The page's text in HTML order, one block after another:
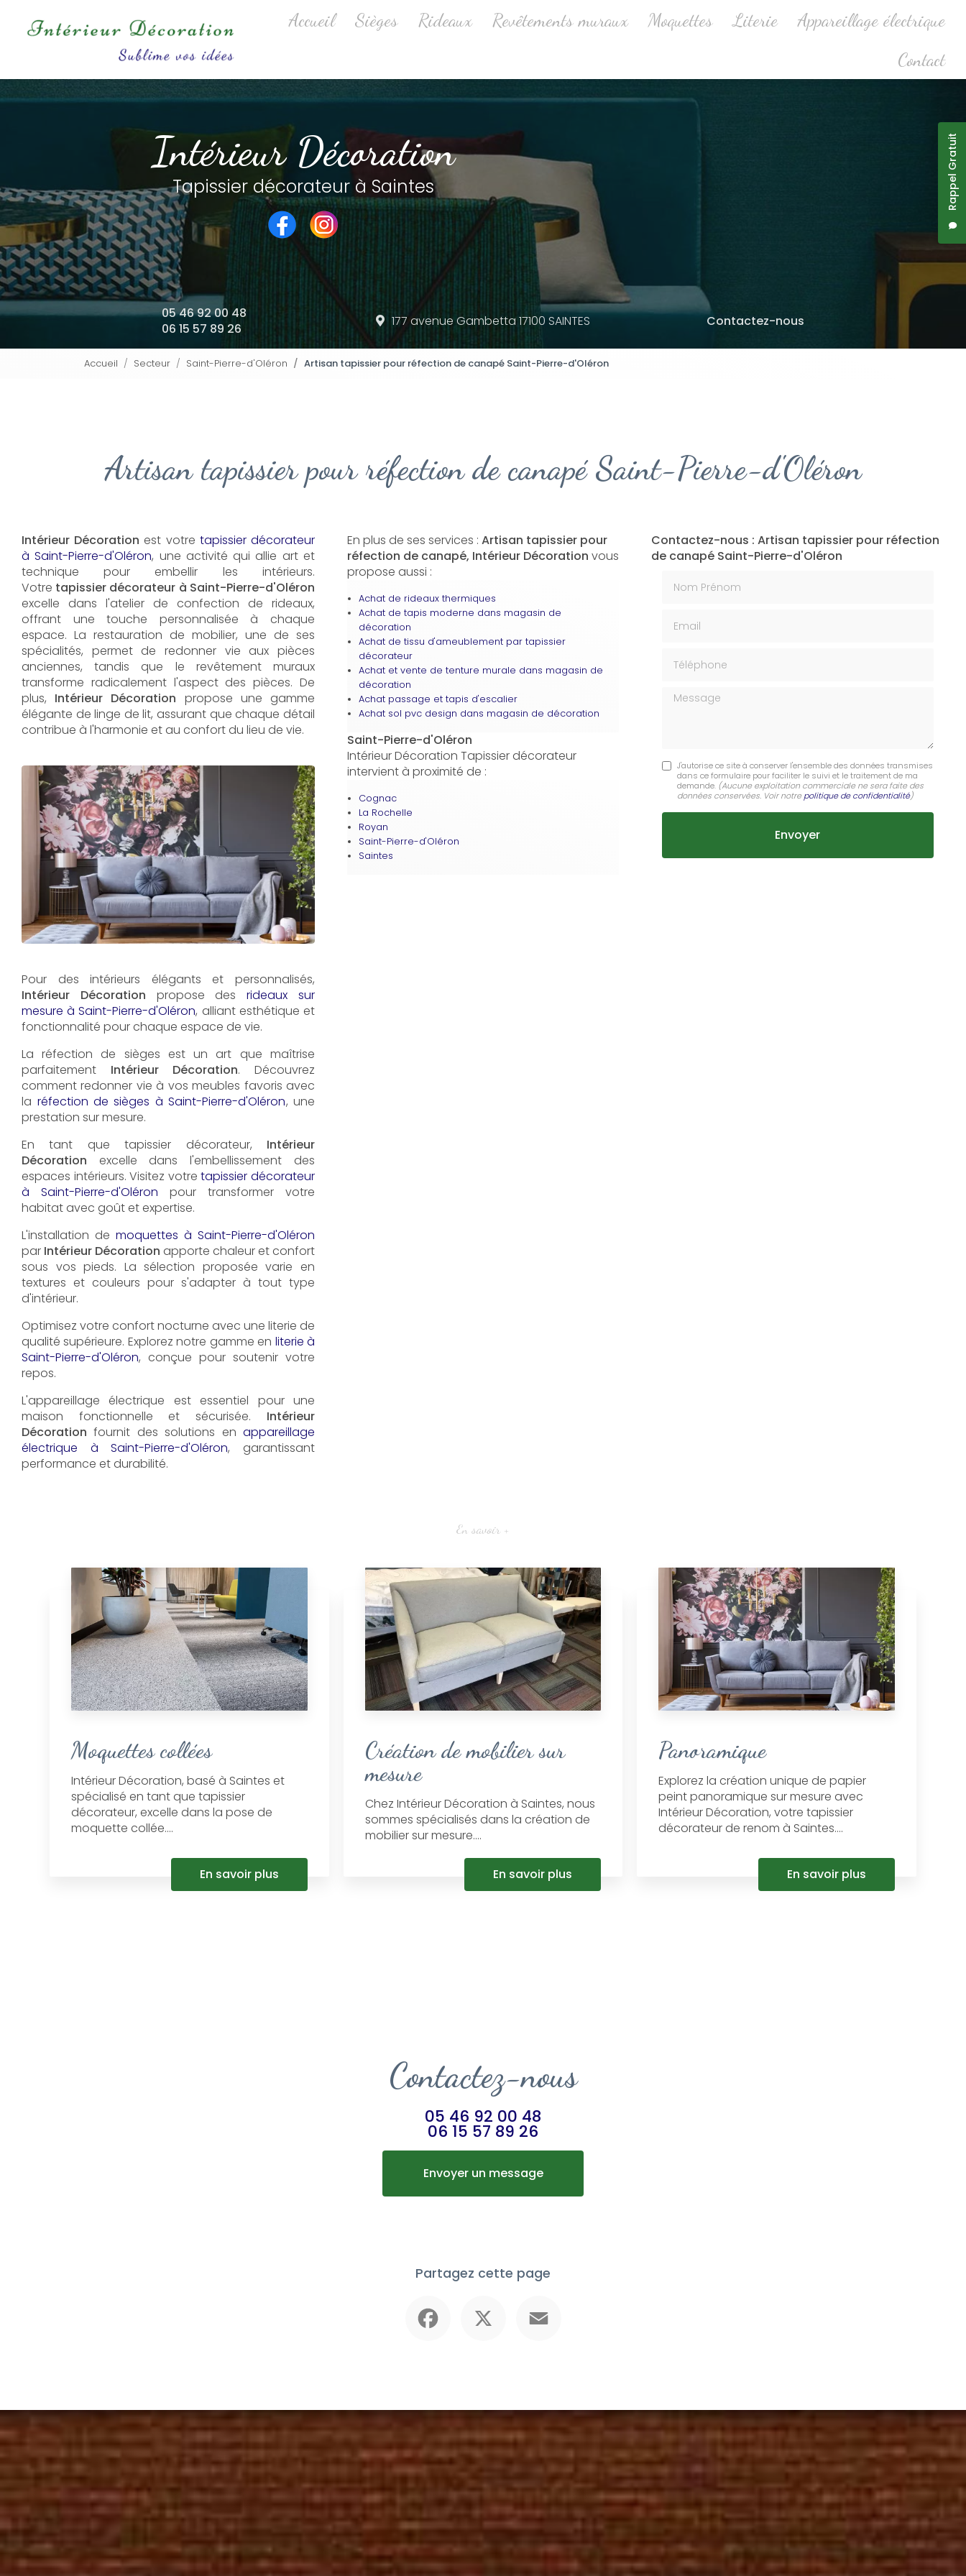
contenu
Rappel Gratuit
Accueil Sièges Rideaux Revêtements muraux Moquettes Literie
Appareillage électrique
Contact
Intérieur Décoration
Tapissier décorateur à Saintes
05 46 92 00 48
06 15 57 89 26
177 avenue Gambetta 17100 SAINTES Contactez-nous
Accueil Secteur Saint-Pierre-d'Oléron Artisan tapissier pour réfection de canapé Saint-Pierre-d'Oléron
Artisan tapissier pour réfection de canapé Saint-Pierre-d'Oléron
Intérieur Décoration est votre tapissier décorateur
à Saint-Pierre-d'Oléron, une activité qui allie art et
technique pour embellir les intérieurs.
Votre tapissier décorateur à Saint-Pierre-d'Oléron
excelle dans l'atelier de confection de rideaux,
offrant une touche personnalisée à chaque
espace. La restauration de mobilier, une de ses
spécialités, permet de redonner vie aux pièces
anciennes, tandis que le revêtement muraux
transforme radicalement l'aspect des pièces. De
plus, Intérieur Décoration propose une gamme
élégante de linge de lit, assurant que chaque détail
contribue à l'harmonie et au confort du lieu de vie.
Pour des intérieurs élégants et personnalisés,
Intérieur Décoration propose desrideaux sur
mesure à Saint-Pierre-d'Oléron, alliant esthétique et
fonctionnalité pour chaque espace de vie.
La réfection de sièges est un art que maîtrise
parfaitement Intérieur Décoration. Découvrez
comment redonner vie à vos meubles favoris avec
la réfection de sièges à Saint-Pierre-d'Oléron, une
prestation sur mesure.
En tant que tapissier décorateur, Intérieur
Décoration excelle dans l'embellissement des
espaces intérieurs. Visitez votretapissier décorateur
à Saint-Pierre-d'Oléron pour transformer votre
habitat avec goût et expertise.
L'installation de moquettes à Saint-Pierre-d'Oléron
par Intérieur Décoration apporte chaleur et confort
sous vos pieds. La sélection proposée varie en
textures et couleurs pour s'adapter à tout type
d'intérieur.
Optimisez votre confort nocturne avec une literie de
qualité supérieure. Explorez notre gamme en literie à
Saint-Pierre-d'Oléron, conçue pour soutenir votre
repos.
L'appareillage électrique est essentiel pour une
maison fonctionnelle et sécurisée. Intérieur
Décoration fournit des solutions en appareillage
électrique à Saint-Pierre-d'Oléron, garantissant
performance et durabilité.
En plus de ses services : Artisan tapissier pour
réfection de canapé, Intérieur Décoration vous
propose aussi :
Achat de rideaux thermiques
Achat de tapis moderne dans magasin de
décoration
Achat de tissu d'ameublement par tapissier
décorateur
Achat et vente de tenture murale dans magasin de
décoration
Achat passage et tapis d'escalier
Achat sol pvc design dans magasin de décoration
Saint-Pierre-d'Oléron
Intérieur Décoration Tapissier décorateur
intervient à proximité de :
Cognac
La Rochelle
Royan
Saint-Pierre-d'Oléron
Saintes
Contactez-nous : Artisan tapissier pour réfection
de canapé Saint-Pierre-d'Oléron
Message
J'autorise ce site à conserver l'ensemble des données transmises
dans ce formulaire pour faciliter le suivi et le traitement de ma
demande. (Aucune exploitation commerciale ne sera faite des
données conservées. Voir notrepolitique de confidentialité)
En savoir +
Moquettes collées
Intérieur Décoration, basé à Saintes et
spécialisé en tant que tapissier
décorateur, excelle dans la pose de
moquette collée....
En savoir plus
Création de mobilier sur
mesure
Chez Intérieur Décoration à Saintes, nous
sommes spécialisés dans la création de
mobilier sur mesure....
En savoir plus
Panoramique
Explorez la création unique de papier
peint panoramique sur mesure avec
Intérieur Décoration, votre tapissier
décorateur de renom à Saintes....
En savoir plus
Contactez-nous
05 46 92 00 48
06 15 57 89 26
Envoyer un message
Partagez cette page